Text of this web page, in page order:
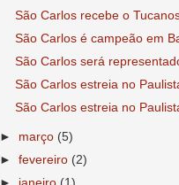
São Carlos recebe o
São Carlos é campeão em
São Carlos será
São Carlos estreia no
São Carlos estreia no
► março (5)
►fevereiro (2)